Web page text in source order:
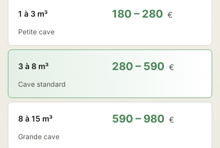
1 à 3 m³ 180 – 280 €
Petite cave
3 à 8 m³ 280 – 590 €
Cave standard
8 à 15 m³ 590 – 980 €
Grande cave